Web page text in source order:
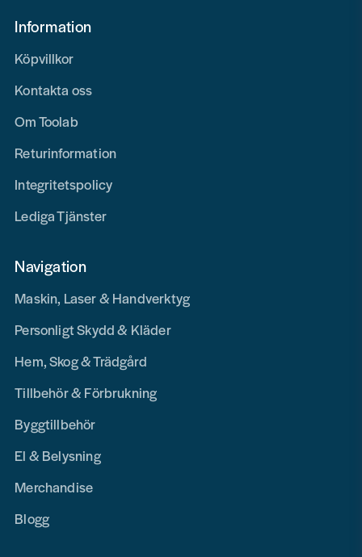
Information
Köpvillkor
Kontakta oss
Om Toolab
Returinformation
Integritetspolicy
Lediga Tjänster
Navigation
Maskin, Laser & Handverktyg
Personligt Skydd & Kläder
Hem, Skog & Trädgård
Tillbehör & Förbrukning
Byggtillbehör
El & Belysning
Merchandise
Blogg